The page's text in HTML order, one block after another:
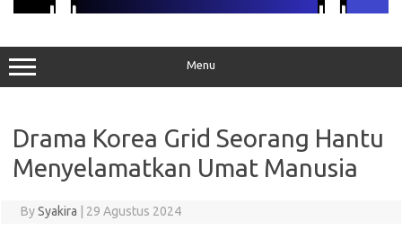
Menu
Drama Korea Grid Seorang Hantu
Menyelamatkan Umat Manusia
BySyakira 29 Agustus 2024